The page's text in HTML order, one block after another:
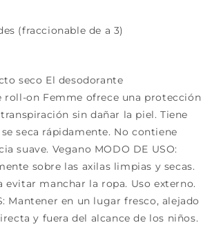
(fraccionable de a 3)
seco El desodorante
roll-on Femme ofrece una protección
sin dañar la piel. Tiene
seca rápidamente. No contiene
suave. Vegano MODO DE USO:
sobre las axilas limpias y secas.
evitar manchar la ropa. Uso externo.
Mantener en un lugar fresco, alejado
y fuera del alcance de los niños.